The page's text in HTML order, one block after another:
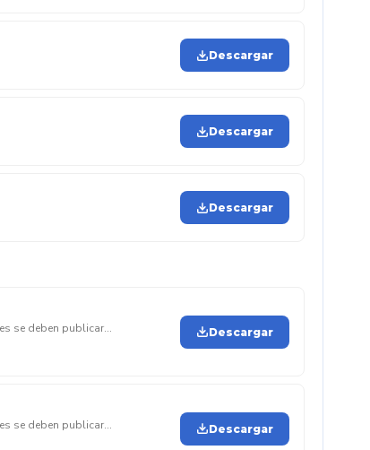
Descargar
Descargar
Descargar
se deben publicar
y saneamiento de las
Descargar
se deben publicar
y saneamiento de las
Descargar